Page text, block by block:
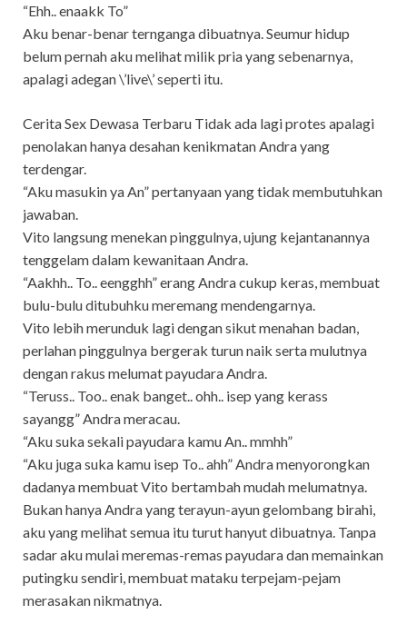
“Ehh.. enaakk To”
Aku benar-benar ternganga dibuatnya. Seumur hidup
belum pernah aku melihat milik pria yang sebenarnya,
apalagi adegan \’live\’ seperti itu.
Cerita Sex Dewasa Terbaru Tidak ada lagi protes apalagi
penolakan hanya desahan kenikmatan Andra yang
terdengar.
“Aku masukin ya An” pertanyaan yang tidak membutuhkan
jawaban.
Vito langsung menekan pinggulnya, ujung kejantanannya
tenggelam dalam kewanitaan Andra.
“Aakhh.. To.. eengghh” erang Andra cukup keras, membuat
bulu-bulu ditubuhku meremang mendengarnya.
Vito lebih merunduk lagi dengan sikut menahan badan,
perlahan pinggulnya bergerak turun naik serta mulutnya
dengan rakus melumat payudara Andra.
“Teruss.. Too.. enak banget.. ohh.. isep yang kerass
sayangg” Andra meracau.
“Aku suka sekali payudara kamu An.. mmhh”
“Aku juga suka kamu isep To.. ahh” Andra menyorongkan
dadanya membuat Vito bertambah mudah melumatnya.
Bukan hanya Andra yang terayun-ayun gelombang birahi,
aku yang melihat semua itu turut hanyut dibuatnya. Tanpa
sadar aku mulai meremas-remas payudara dan memainkan
putingku sendiri, membuat mataku terpejam-pejam
merasakan nikmatnya.